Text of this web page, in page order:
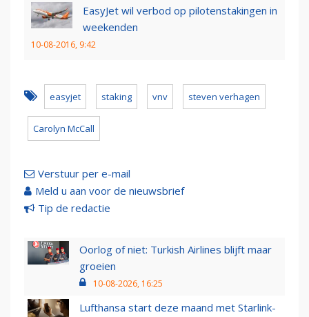
EasyJet wil verbod op pilotenstakingen in
weekenden
10-08-2016, 9:42
easyjet staking vnv steven verhagen
Carolyn McCall
Verstuur per e-mail
Meld u aan voor de nieuwsbrief
Tip de redactie
Oorlog of niet: Turkish Airlines blijft maar
groeien
10-08-2026, 16:25
Lufthansa start deze maand met Starlink-